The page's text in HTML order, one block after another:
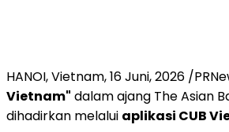
HANOI, Vietnam,16 Juni, 2026 /
Vietnam" dalam ajang The Asian
dihadirkan melalui aplikasi CUB